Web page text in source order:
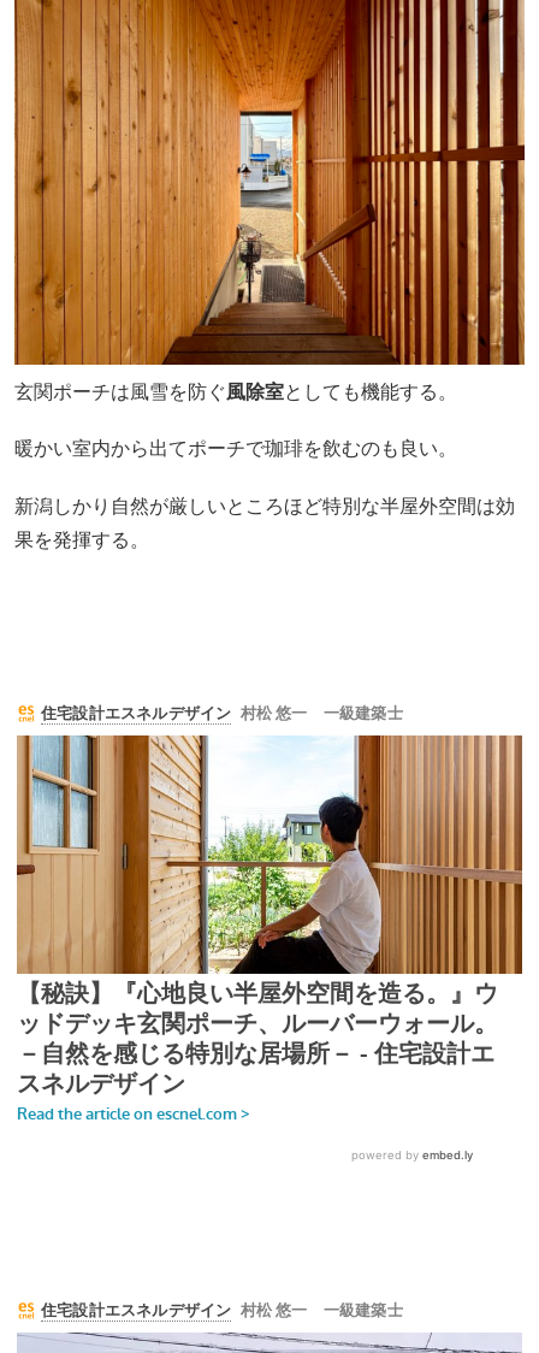
玄関ポーチは風雪を防ぐ風除室としても機能する。
暖かい室内から出てポーチで珈琲を飲むのも良い。
新潟しかり自然が厳しいところほど特別な半屋外空間は効
果を発揮する。